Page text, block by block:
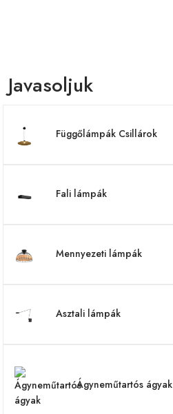
Javasoljuk
Függőlámpák Csillárok
Fali lámpák
Mennyezeti lámpák
Asztali lámpák
Ágyneműtartós ágyak